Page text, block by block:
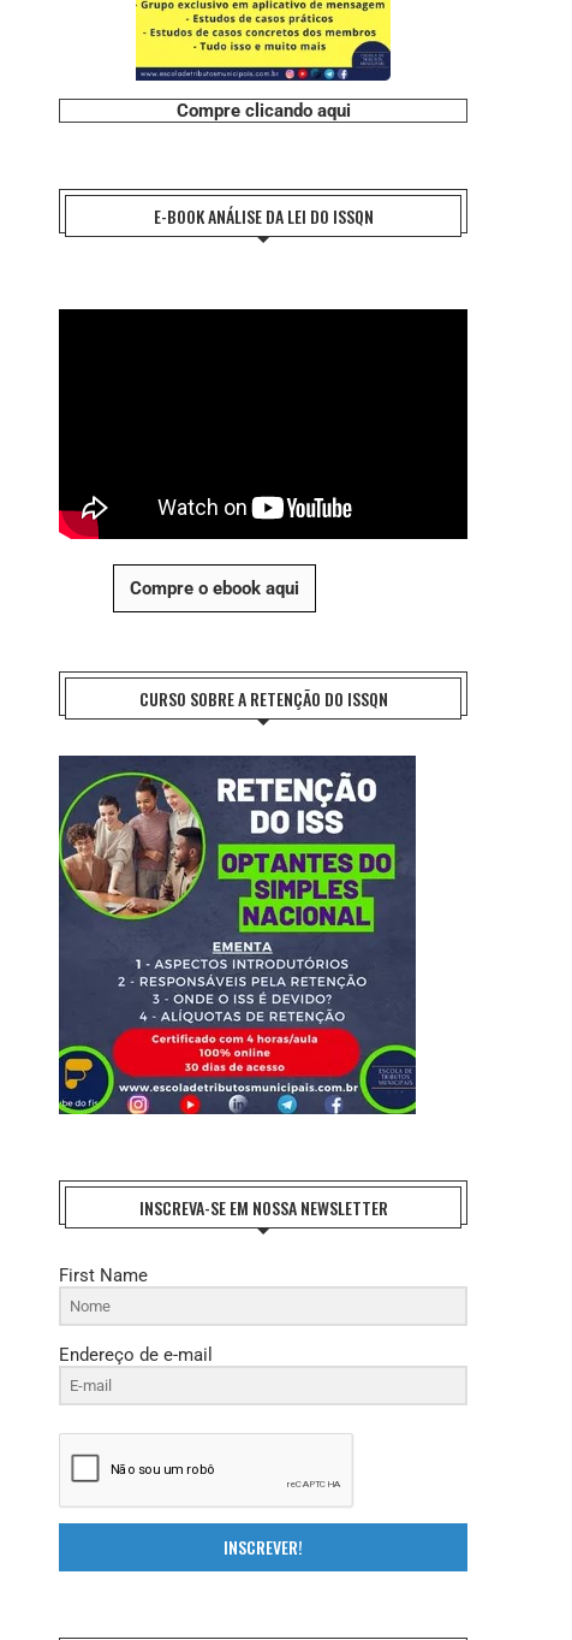
#CHARGE: CERCA DE 30% DOS
BRASILEIROS NÃO POSSUEM...
#CHARGE: CANDIDATO
31 de julho de 2026
Compre clicando aqui
E-BOOK ANÁLISE DA LEI DO ISSQN
Compre o ebook aqui
CURSO SOBRE A RETENÇÃO DO ISSQN
INSCREVA-SE EM NOSSA NEWSLETTER
First Name
Endereço de e-mail
INSCREVER!